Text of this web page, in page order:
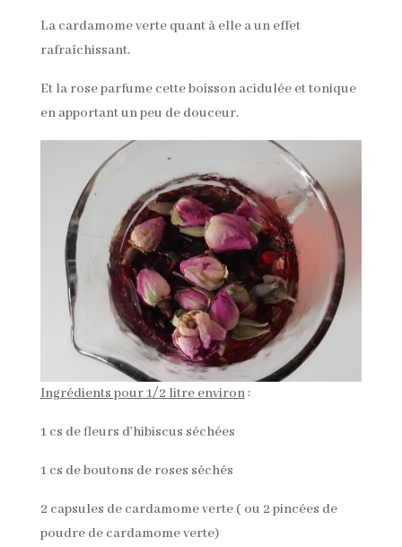
La cardamome verte quant à elle a un effet
rafraîchissant.
Et la rose parfume cette boisson acidulée et tonique
en apportant un peu de douceur.
Ingrédients pour 1/2 litre environ:
1 cs de fleurs d’hibiscus séchées
1 cs de boutons de roses séchés
2 capsules de cardamome verte ( ou 2 pincées de
poudre de cardamome verte)